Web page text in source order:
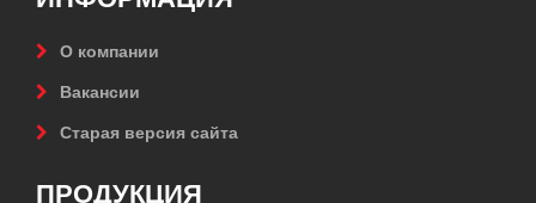
О компании
Вакансии
Старая версия сайта
ПРОДУКЦИЯ